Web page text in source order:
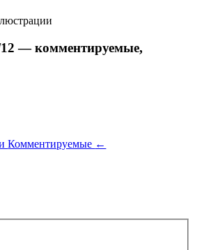
— комментируемые,
Комментируемые ←